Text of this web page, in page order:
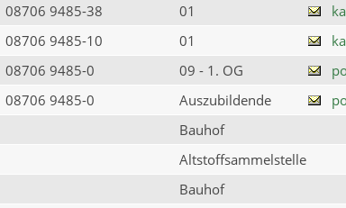
08706 9485-38 01
08706 9485-10 01
08706 9485-0 09 - 1. OG
08706 9485-0 Auszubildende
Bauhof
Altstoffsammelstelle
Bauhof